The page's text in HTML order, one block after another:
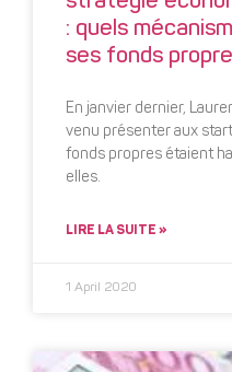
: quels
ses fonds
En janvier dernier,
venu présenter aux
fonds propres étaient
elles.
LIRE LA SUITE »
1 April 2020